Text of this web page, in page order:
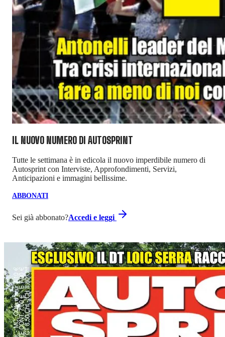
IL NUOVO NUMERO DI AUTOSPRINT
Tutte le settimana è in edicola il nuovo imperdibile numero di
Autosprint con Interviste, Approfondimenti, Servizi,
Anticipazioni e immagini bellissime.
ABBONATI
Sei già abbonato?Accedi e leggi